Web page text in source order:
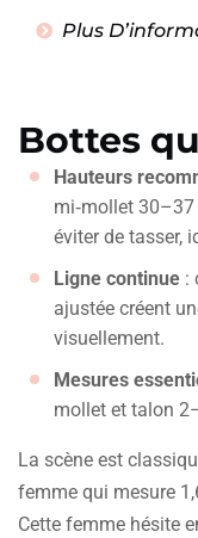
Plus
Bottes
Hauteurs
mi‑mollet
éviter de tasser,
Ligne continue :
ajustée créent
visuellement.
Mesures
mollet et talon
La scène est
femme qui mesure
Cette femme hésite